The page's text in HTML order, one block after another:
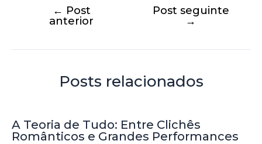
← Post
anterior
Post seguinte
→
Posts relacionados
A Teoria de Tudo: Entre Clichês
Românticos e Grandes Performances